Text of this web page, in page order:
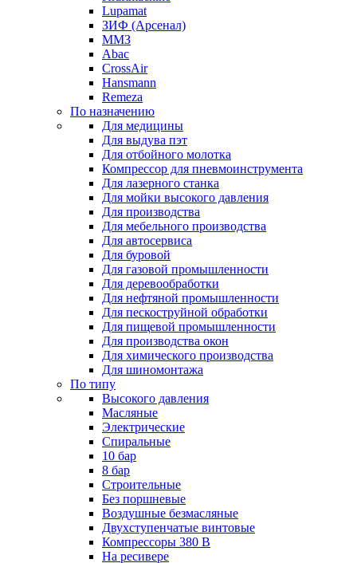
Lupamat
ЗИФ (Арсенал)
ММЗ
Abac
CrossAir
Hansmann
Remeza
По назначению
Для медицины
Для выдува пэт
Для отбойного молотка
Компрессор для пневмоинструмента
Для лазерного станка
Для мойки высокого давления
Для производства
Для мебельного производства
Для автосервиса
Для буровой
Для газовой промышленности
Для деревообработки
Для нефтяной промышленности
Для пескоструйной обработки
Для пищевой промышленности
Для производства окон
Для химического производства
Для шиномонтажа
По типу
Высокого давления
Масляные
Электрические
Спиральные
10 бар
8 бар
Cтроительные
Без поршневые
Воздушные безмасляные
Двухступенчатые винтовые
Компрессоры 380 В
На ресивере